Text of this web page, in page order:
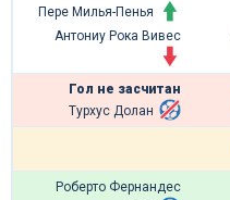
Пере Милья-Пенья
Антониу Рока Вивес
Гол не засчитан
Турхус Долан
Роберто Фернандес